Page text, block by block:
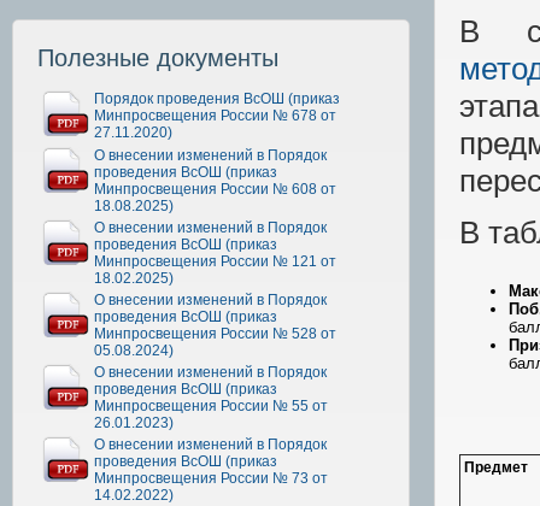
Полезные документы
Порядок проведения ВсОШ (приказ
Минпросвещения России № 678 от
27.11.2020)
О внесении изменений в Порядок
проведения ВсОШ (приказ
Минпросвещения России № 608 от
18.08.2025)
О внесении изменений в Порядок
проведения ВсОШ (приказ
Минпросвещения России № 121 от
18.02.2025)
О внесении изменений в Порядок
проведения ВсОШ (приказ
Минпросвещения России № 528 от
05.08.2024)
О внесении изменений в Порядок
проведения ВсОШ (приказ
Минпросвещения России № 55 от
26.01.2023)
О внесении изменений в Порядок
проведения ВсОШ (приказ
Минпросвещения России № 73 от
14.02.2022)
В
В
Предмет